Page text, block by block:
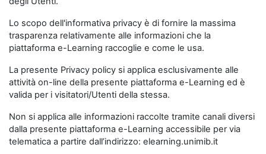
Lo scopo dell'informativa privacy è di fornire la massima
trasparenza relativamente alle informazioni che la
piattaforma e-Learning raccoglie e come le usa.
La presente Privacy policy si applica esclusivamente alle
attività on-line della presente piattaforma e-Learning ed è
valida per i visitatori/Utenti della stessa.
Non si applica alle informazioni raccolte tramite canali diversi
dalla presente piattaforma e-Learning accessibile per via
telematica a partire dall’indirizzo: elearning.unimib.it